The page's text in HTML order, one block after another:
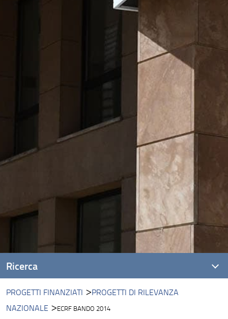
PROGETTI FINANZIATI
PROGETTI DI RILEVANZA
NAZIONALE
ECRF BANDO 2014
Ricerca
Presentazione